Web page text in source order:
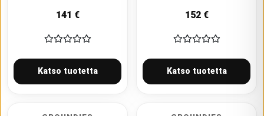
141 €
Katso tuotetta
152€
Katso tuotetta